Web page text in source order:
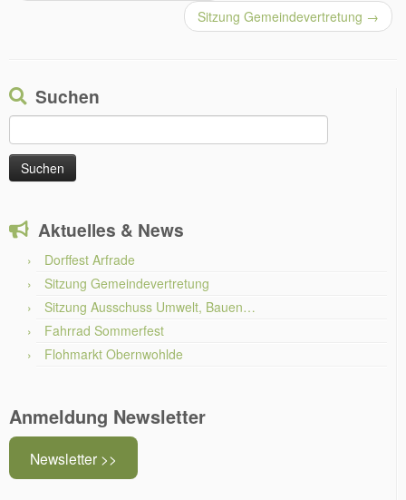
Sitzung Gemeindevertretung →
Suchen
nach:
Aktuelles & News
Dorffest Arfrade
Sitzung Gemeindevertretung
Sitzung Ausschuss Umwelt, Bauen…
Fahrrad Sommerfest
Flohmarkt Obernwohlde
Anmeldung Newsletter
Newsletter >>